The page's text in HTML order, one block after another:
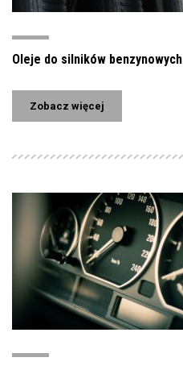
Oleje do silników benzynowych
Zobacz więcej